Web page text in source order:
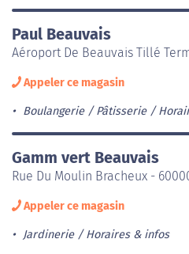
Paul Beauvais
Aéroport De Beauvais Tillé
Appeler ce magasin
Boulangerie / Pâtisserie
Gamm vert Beauvais
Rue Du Moulin Bracheux -
Appeler ce magasin
Jardinerie Horaires & infos